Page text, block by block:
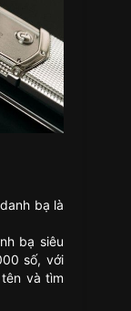
bạ là
bạ siêu
số, với
và tìm